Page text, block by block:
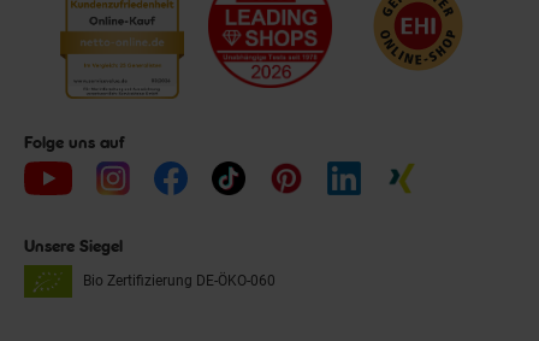
Folge uns auf
Unsere Siegel
Bio Zertifizierung DE-ÖKO-060